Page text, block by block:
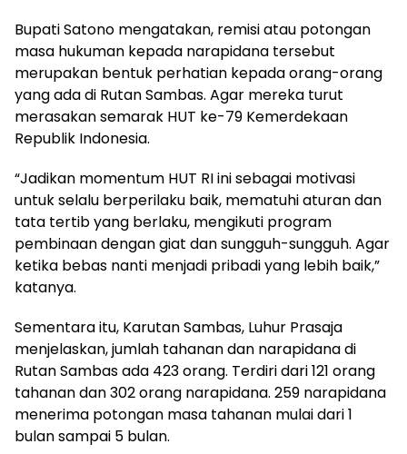
Bupati Satono mengatakan, remisi atau potongan
masa hukuman kepada narapidana tersebut
merupakan bentuk perhatian kepada orang-orang
yang ada di Rutan Sambas. Agar mereka turut
merasakan semarak HUT ke-79 Kemerdekaan
Republik Indonesia.
“Jadikan momentum HUT RI ini sebagai motivasi
untuk selalu berperilaku baik, mematuhi aturan dan
tata tertib yang berlaku, mengikuti program
pembinaan dengan giat dan sungguh-sungguh. Agar
ketika bebas nanti menjadi pribadi yang lebih baik,”
katanya.
Sementara itu, Karutan Sambas, Luhur Prasaja
menjelaskan, jumlah tahanan dan narapidana di
Rutan Sambas ada 423 orang. Terdiri dari 121 orang
tahanan dan 302 orang narapidana. 259 narapidana
menerima potongan masa tahanan mulai dari 1
bulan sampai 5 bulan.